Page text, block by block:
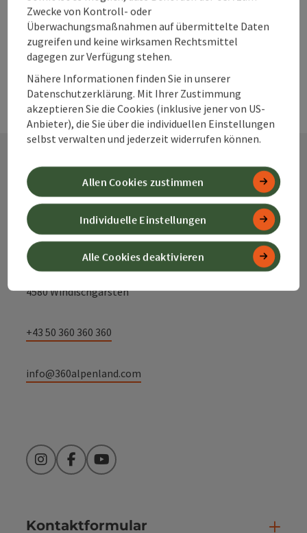
powered by TOURDATA
Kontakt
Alpenland Tourismus GmbH
Bahnhofstraße 2
4580 Windischgarsten
+43 50 360 360 360
info@360alpenland.com
InstagramFacebookYouTube
Kontaktformular
Zwecke von Kontroll- oder
Überwachungsmaßnahmen auf übermittelte Daten
zugreifen und keine wirksamen Rechtsmittel
dagegen zur Verfügung stehen.
Nähere Informationen finden Sie in unserer
Datenschutzerklärung. Mit Ihrer Zustimmung
akzeptieren Sie die Cookies (inklusive jener von US-
Anbieter), die Sie über die individuellen Einstellungen
selbst verwalten und jederzeit widerrufen können.
Alle Cookies deaktivieren
Individuelle Einstellungen
Allen Cookies zustimmen